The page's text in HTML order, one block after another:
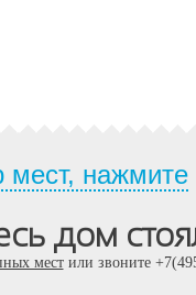
мест, нажмите
дом
местили звоните